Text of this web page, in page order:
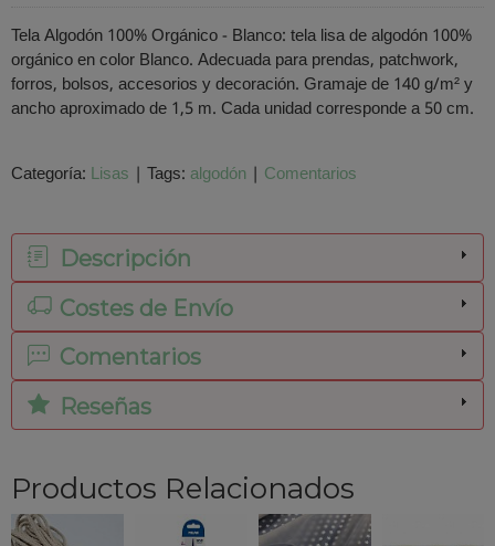
Tela Algodón 100% Orgánico - Blanco: tela lisa de algodón 100%
orgánico en color Blanco. Adecuada para prendas, patchwork,
forros, bolsos, accesorios y decoración. Gramaje de 140 g/m² y
ancho aproximado de 1,5 m. Cada unidad corresponde a 50 cm.
Categoría: Lisas | Tags: algodón | Comentarios
Descripción
Costes de Envío
Comentarios
Reseñas
Productos Relacionados